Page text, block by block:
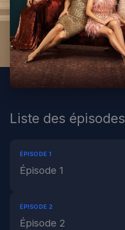
Liste des épisodes
ÉPISODE 1
Épisode 1
ÉPISODE 2
Épisode 2